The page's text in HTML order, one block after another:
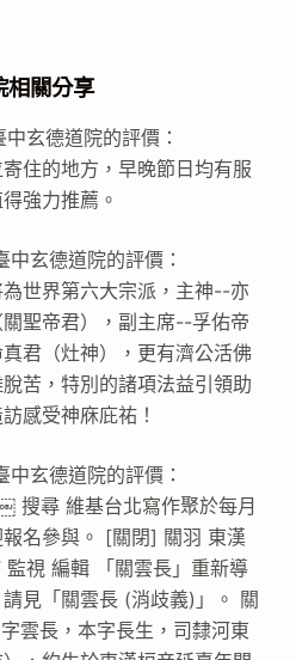
相關分享
玄德道院的評價：
住的地方，早晚節日均有服
強力推薦。
玄德道院的評價：
世界第六大宗派，主神--亦
聖帝君），副主席--孚佑帝
君（灶神），更有濟公活佛
苦，特別的諸項法益引領助
感受神庥庇祐！
玄德道院的評價：
搜尋 維基台北寫作聚於每月
名參與。 [關閉] 關羽 東漢
視 編輯 「關雲長」重新導
見「關雲長 (消歧義)」。 關
雲長，本字長生，司隸河東